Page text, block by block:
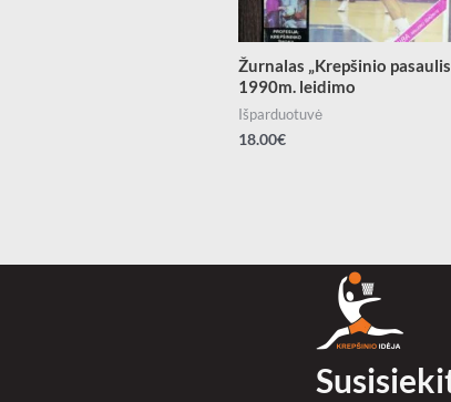
Žurnalas „Krepšinio
1990m. leidimo
Išparduotuvė
18.00€